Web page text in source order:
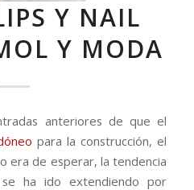
Y NAIL
Y MODA
anteriores de que el
para la construcción, el
era de esperar, la tendencia
ha ido extendiendo por